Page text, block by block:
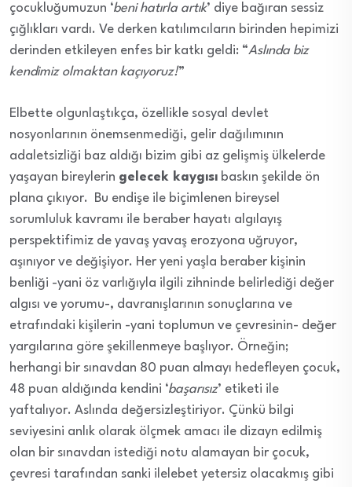
çocukluğumuzun ‘beni hatırla artık’ diye bağıran sessiz
çığlıkları vardı. Ve derken katılımcıların birinden hepimizi
derinden etkileyen enfes bir katkı geldi: “Aslında biz
kendimiz olmaktan kaçıyoruz!”
Elbette olgunlaştıkça, özellikle sosyal devlet
nosyonlarının önemsenmediği, gelir dağılımının
adaletsizliği baz aldığı bizim gibi az gelişmiş ülkelerde
yaşayan bireylerin gelecek kaygısı baskın şekilde ön
plana çıkıyor. Bu endişe ile biçimlenen bireysel
sorumluluk kavramı ile beraber hayatı algılayış
perspektifimiz de yavaş yavaş erozyona uğruyor,
aşınıyor ve değişiyor. Her yeni yaşla beraber kişinin
benliği -yani öz varlığıyla ilgili zihninde belirlediği değer
algısı ve yorumu-, davranışlarının sonuçlarına ve
etrafındaki kişilerin -yani toplumun ve çevresinin- değer
yargılarına göre şekillenmeye başlıyor. Örneğin;
herhangi bir sınavdan 80 puan almayı hedefleyen çocuk,
48 puan aldığında kendini ‘başarısız’ etiketi ile
yaftalıyor. Aslında değersizleştiriyor. Çünkü bilgi
seviyesini anlık olarak ölçmek amacı ile dizayn edilmiş
olan bir sınavdan istediği notu alamayan bir çocuk,
çevresi tarafından sanki ilelebet yetersiz olacakmış gibi